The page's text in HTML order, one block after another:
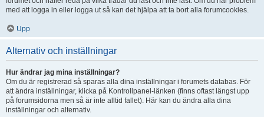
med att logga in eller logga ut så kan det hjälpa att ta bort alla forumcookies.
Upp
Alternativ och inställningar
Hur ändrar jag mina inställningar?
Om du är registrerad så sparas alla dina inställningar i forumets databas. För
att ändra inställningar, klicka på Kontrollpanel-länken (finns oftast längst upp
på forumsidorna men så är inte alltid fallet). Här kan du ändra alla dina
inställningar och alternativ.